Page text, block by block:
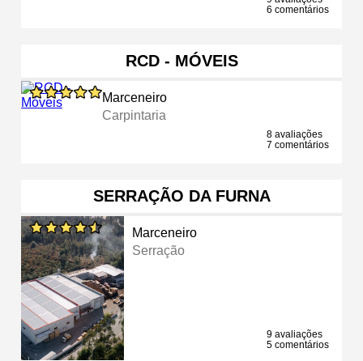
6 comentários
RCD - MÓVEIS
Marceneiro
Carpintaria
8 avaliações
7 comentários
SERRAÇÃO DA FURNA
Marceneiro
Serração
9 avaliações
5 comentários